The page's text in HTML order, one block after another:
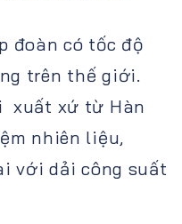
đoàn có tốc độ
trên thế giới.
xuất xứ từ Hàn
nhiên liệu,
với dải công suất